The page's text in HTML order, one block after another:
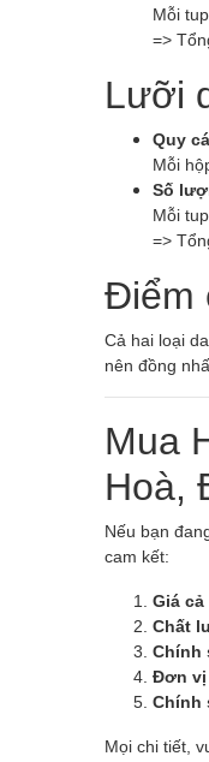
Mỗi
=>
Lưỡi
Quy
Mỗi
Số
Mỗi
=>
Điểm
Cả hai loại
nên đồng
Mua
Hoà,
Nếu bạn
cam kết:
Giá
Chất
Chính
Đơn vị
Chính
Mọi chi tiết,